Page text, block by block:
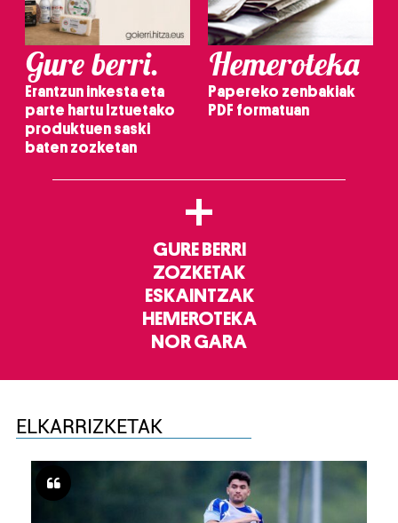
Gure berri.
Erantzun inkesta eta
parte hartu Iztuetako
produktuen saski
baten zozketan
Hemeroteka
Papereko zenbakiak
PDF formatuan
+
GURE BERRI
ZOZKETAK
ESKAINTZAK
HEMEROTEKA
NOR GARA
ELKARRIZKETAK